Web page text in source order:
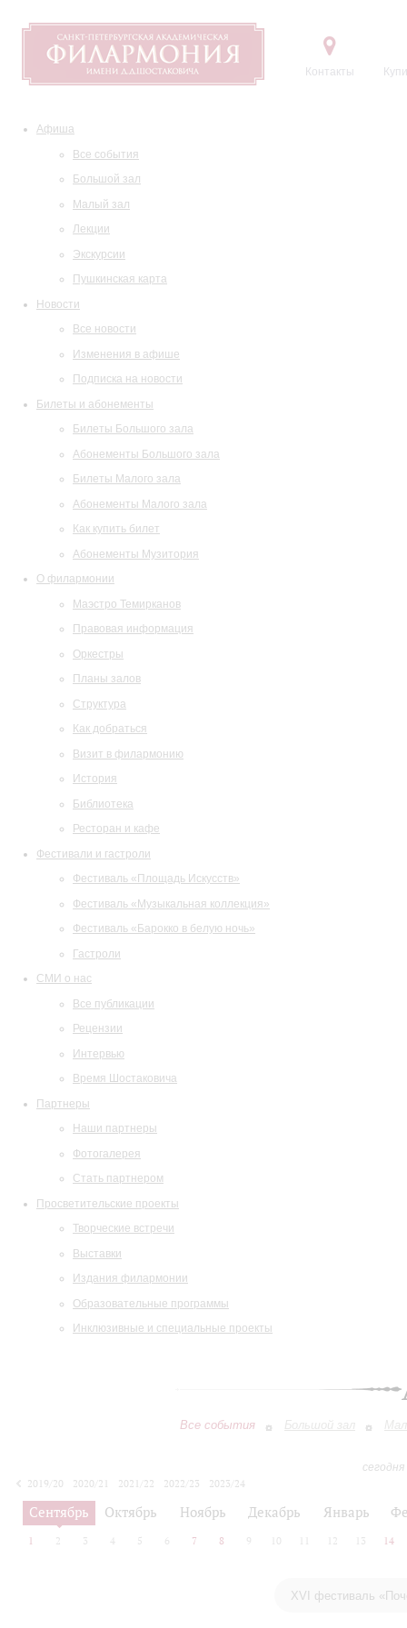
Контакты
Афиша
Все события
Большой зал
Малый зал
Лекции
Экскурсии
Пушкинская карта
Новости
Все новости
Изменения в афише
Подписка на новости
Билеты и абонементы
Билеты Большого зала
Абонементы Большого зала
Билеты Малого зала
Абонементы Малого зала
Как купить билет
Абонементы Музитория
О филармонии
Маэстро Темирканов
Правовая информация
Оркестры
Планы залов
Структура
Как добраться
Визит в филармонию
История
Библиотека
Ресторан и кафе
Фестивали и гастроли
Фестиваль «Площадь Искусств»
Фестиваль «Музыкальная коллекция»
Фестиваль «Барокко в белую ночь»
Гастроли
СМИ о нас
Все публикации
Рецензии
Интервью
Время Шостаковича
Партнеры
Наши партнеры
Фотогалерея
Стать партнером
Просветительские проекты
Творческие встречи
Выставки
Издания филармонии
Образовательные программы
Инклюзивные и специальные проекты
Все события Большой зал
2019/20
2020/21 2021/22 2022/23
2023/24
2024/25
2025/26
Сентябрь Октябрь Ноябрь Декабрь Январь
1 2 3 4 5 6 7 8 9 10 12 13 14
XVI фестиваль